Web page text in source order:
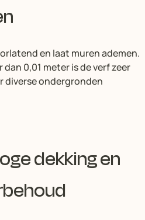
en laat muren ademen.
0,01 meter is de verf zeer
diverse ondergronden
dekking en